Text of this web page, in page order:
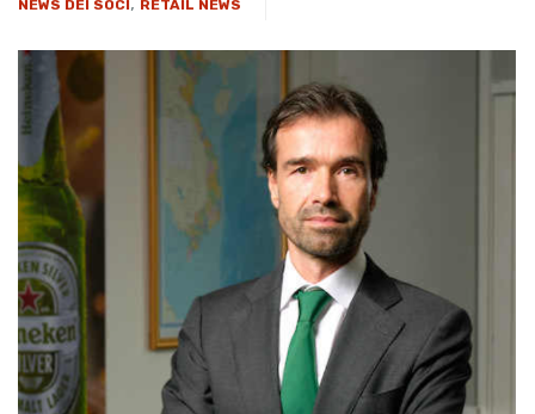
NEWS DEI SOCI
RETAIL NEWS